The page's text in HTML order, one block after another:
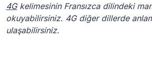
4Gkelimesinin Fransızca dilindeki
okuyabilirsiniz. 4G diğer dillerde
ulaşabilirsiniz.